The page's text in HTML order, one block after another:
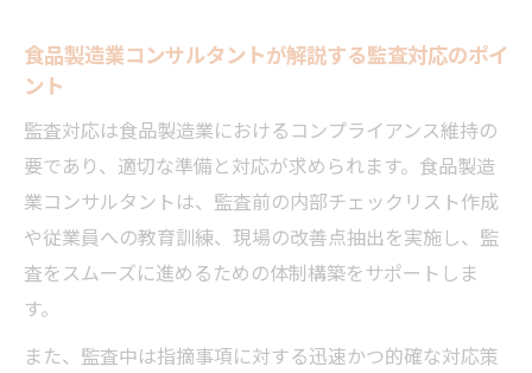
食品製造業コンサルタントへの転職で年収
Fdaコンサル経験がキャリアに与える年収効
果とは
食品製造業コンサルタントが語る高収入実
現の秘訣
グローバル対応力が年収に直結する理由を
食品製造業コンサルタントに求められるス
食品製造業コンサルタントが解説する監査対応のポイ
ント
監査対応は食品製造業におけるコンプライアンス維持の
要であり、適切な準備と対応が求められます。食品製造
業コンサルタントは、監査前の内部チェックリスト作成
や従業員への教育訓練、現場の改善点抽出を実施し、監
査をスムーズに進めるための体制構築をサポートしま
す。
また、監査中は指摘事項に対する迅速かつ的確な対応策